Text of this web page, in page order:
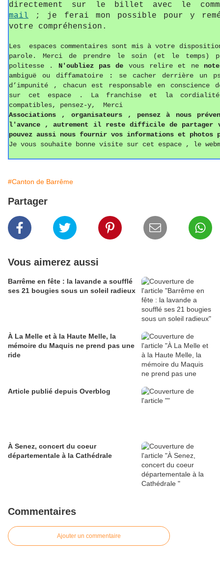
directement sur le billet avec le
mail ; je ferai mon possible pour y
votre compréhension.
Les espaces commentaires sont mis à votre
parole. Merci de prendre le soin (et le temps)
politesse
. N'oubliez pas de vous relire et ne
ambiguë ou diffamatoire
:
se cacher derrière un
d’impunité , chacun est responsable en
sur cet espace . La franchise et la
compatibles, pensez-y, Merci
Associations , organisateurs , pensez à nous
l'avance , autrement il reste difficile de
pouvez aussi nous fournir vos informations et photos
Je vous souhaite bonne visite sur cet espace , le
#Canton de Barrême
Partager
Vous aimerez aussi
Barrême en fête : la lavande a soufflé
ses 21 bougies sous un soleil radieux
À La Melle et à la Haute Melle, la
mémoire du Maquis ne prend pas une
ride
Article publié depuis Overblog
À Senez, concert du coeur
départementale à la Cathédrale
Commentaires
Ajouter un commentaire